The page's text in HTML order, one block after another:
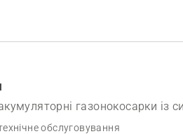
газонокосарки із
обслуговування